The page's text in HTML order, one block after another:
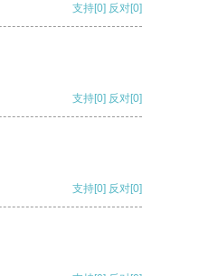
支持[0] 反对[0]
支持[0] 反对[0]
支持[0] 反对[0]